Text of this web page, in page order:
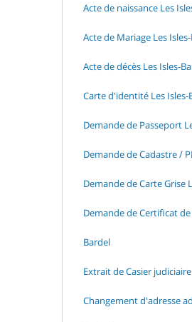
Acte de naissance Les
Acte de Mariage Les
Acte de décès Les Isles-
Carte d'identité Les Isles-
Demande de Passeport
Demande de Cadastre /
Demande de Carte Grise
Demande de Certificat
Bardel
Extrait de Casier
Changement d'adresse